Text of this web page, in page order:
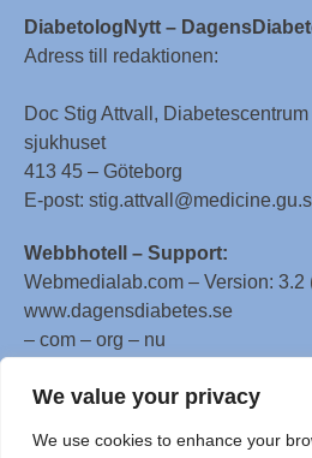
We value your privacy
We use cookies to enhance your
DiabetologNytt –
Adress till redaktionen:
Doc Stig Attvall,
sjukhuset
413 45 – Göteborg
E-post:
Webbhotell – Support:
Webmedialab.com – Version: 3.2
www.dagensdiabetes.se
– com – org – nu
All material on this website
WebMD LLC. This website also